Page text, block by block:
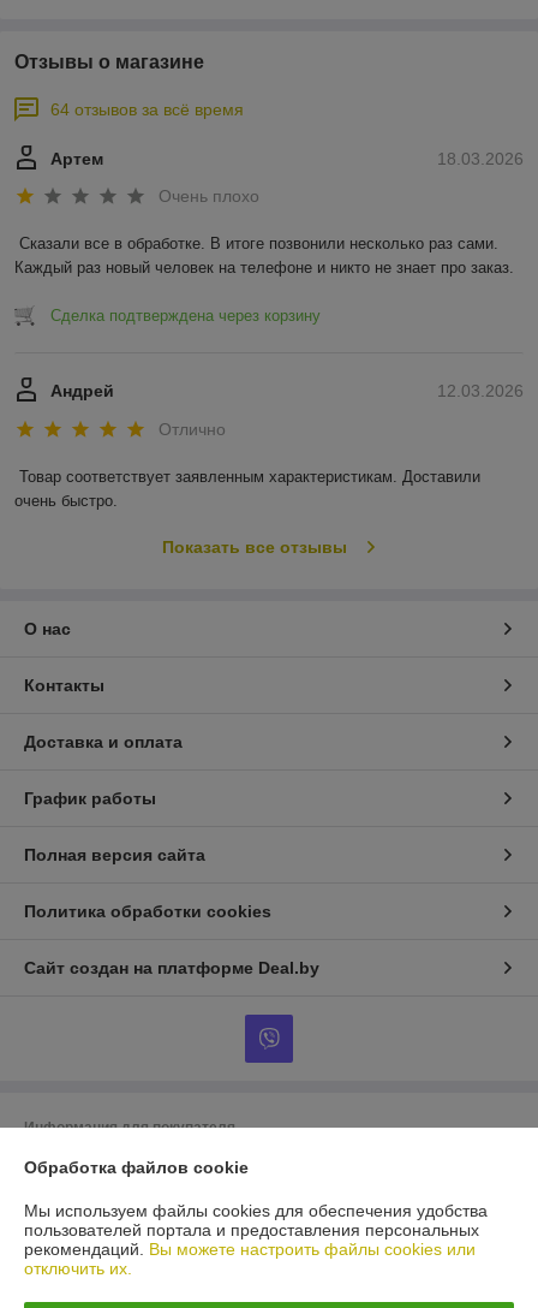
Отзывы о магазине
64 отзывов за всё время
18.03.2026
Артем
Очень плохо
Сказали все в обработке. В итоге позвонили несколько раз сами.
Каждый раз новый человек на телефоне и никто не знает про заказ.
Сделка подтверждена через корзину
12.03.2026
Андрей
Отлично
Товар соответствует заявленным характеристикам. Доставили
очень быстро.
Показать все отзывы
О нас
Контакты
Доставка и оплата
График работы
Полная версия сайта
Политика обработки cookies
Сайт создан на платформе Deal.by
Информация для покупателя
Юридическое лицо:ООО «БигВал»
г. Минск, ул.Короля, д.88, пом.2
Регистрационный номер ЕГР: 193084737
УНП: 193084737
Обработка файлов cookie
Мы используем файлы cookies для обеспечения удобства
пользователей портала и предоставления персональных
рекомендаций. Вы можете настроить файлы cookies или
отключить их.